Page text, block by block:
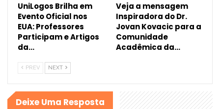
UniLogos Brilha em
Evento Oficial nos
EUA: Professores
Participam e Artigos
da…
Veja a mensagem
Inspiradora do Dr.
Jovan Kovacic para a
Comunidade
Acadêmica da…
PREV NEXT
Deixe Uma Resposta